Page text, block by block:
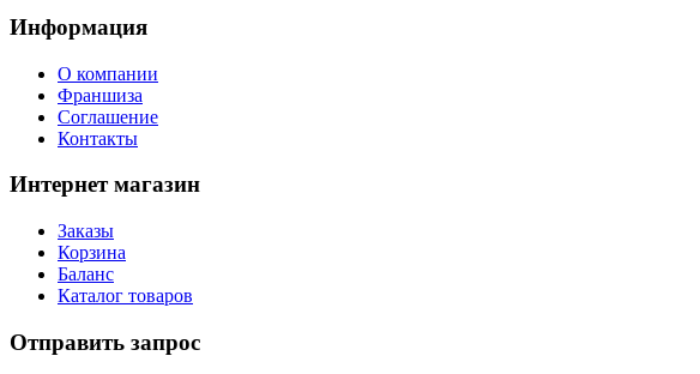
Информация
О компании
Франшиза
Соглашение
Контакты
Интернет магазин
Заказы
Корзина
Баланс
Каталог товаров
Отправить запрос